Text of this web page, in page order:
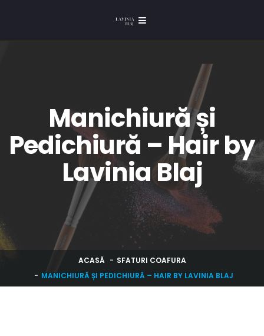
Manichiură și
Pedichiură – Hair by
Lavinia Blaj
ACASĂ
SFATURI COAFURA
MANICHIURĂ ȘI PEDICHIURĂ – HAIR BY LAVINIA BLAJ